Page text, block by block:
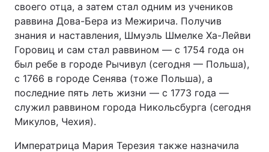
своего отца, а затем стал одним из учеников
раввина Дова-Бера из Межирича. Получив
знания и наставления, Шмуэль Шмелке Ха-Лейви
Горовиц и сам стал раввином — с 1754 года он
был ребе в городе Рычивул (сегодня — Польша),
с 1766 в городе Сенява (тоже Польша), а
последние пять леть жизни — с 1773 года —
служил раввином города Никольсбурга (сегодня
Микулов, Чехия).
Императрица Мария Терезия также назначила